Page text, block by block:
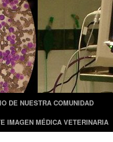
DE NUESTRA COMUNIDAD
IMAGEN MÉDICA VETERINARIA